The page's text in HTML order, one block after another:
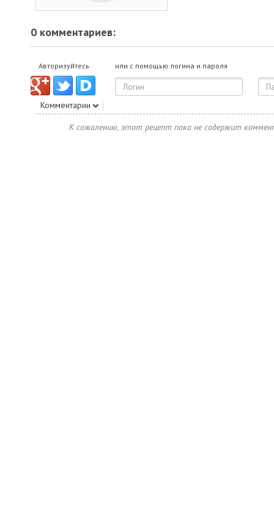
0 комментариев:
Авторизуйтесь или с помощью логина и пароля
Комментарии
К сожалению, этот рецепт пока не содержит